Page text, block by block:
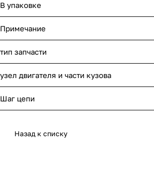
В упаковке
Примечание
тип запчасти
узел двигателя и части кузова
Шаг цепи
Назад к списку